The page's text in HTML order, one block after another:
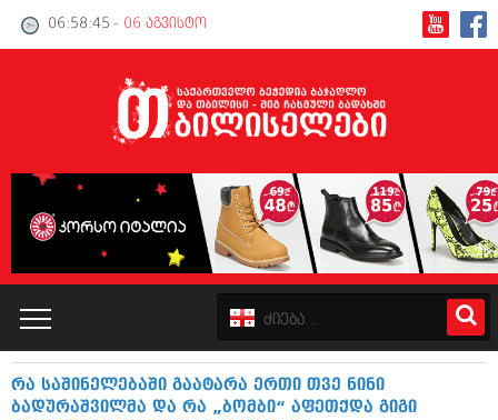
06:58:46 - 06 აგვისტო
კატალოგი
რა საშინელებაში გაატარა ერთი თვე ნინი
ბადურაშვილმა და რა „ბომბი“ აფეთქდა გიგი